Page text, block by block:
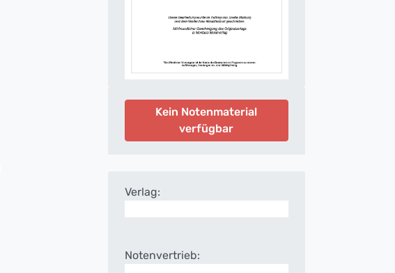
Kein Notenmaterial
verfügbar
Verlag:
Notenvertrieb: